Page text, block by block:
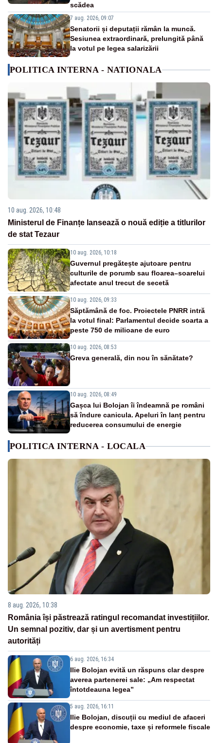
scădea
7 aug. 2026, 09:07
Senatorii și deputații rămân la muncă.
Sesiunea extraordinară, prelungită până
la votul pe legea salarizării
POLITICA INTERNA - NATIONALA
10 aug. 2026, 10:48
Ministerul de Finanțe lansează o nouă ediție a titlurilor
de stat Tezaur
10 aug. 2026, 10:18
Guvernul pregătește ajutoare pentru
culturile de porumb sau floarea–soarelui
afectate anul trecut de secetă
10 aug. 2026, 09:33
Săptămână de foc. Proiectele PNRR intră
la votul final: Parlamentul decide soarta a
peste 750 de milioane de euro
10 aug. 2026, 08:53
Greva generală, din nou în sănătate?
10 aug. 2026, 08:49
Gașca lui Bolojan îi îndeamnă pe români
să îndure canicula. Apeluri în lanț pentru
reducerea consumului de energie
POLITICA INTERNA - LOCALA
8 aug. 2026, 10:38
România își păstrează ratingul recomandat investițiilor.
Un semnal pozitiv, dar și un avertisment pentru
autorități
6 aug. 2026, 16:34
Ilie Bolojan evită un răspuns clar despre
averea partenerei sale: „Am respectat
întotdeauna legea”
5 aug. 2026, 16:11
Ilie Bolojan, discuții cu mediul de afaceri
despre economie, taxe și reformele fiscale